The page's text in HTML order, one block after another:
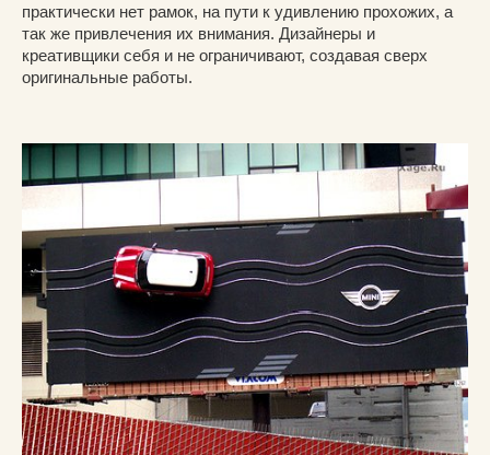
практически нет рамок, на пути к удивлению прохожих, а
так же привлечения их внимания. Дизайнеры и
креативщики себя и не ограничивают, создавая сверх
оригинальные работы.